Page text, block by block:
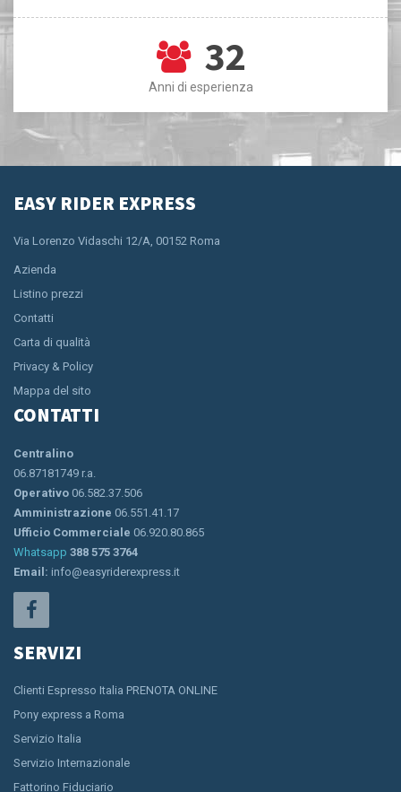
32
Anni di esperienza
EASY RIDER EXPRESS
Via Lorenzo Vidaschi 12/A, 00152 Roma
Azienda
Listino prezzi
Contatti
Carta di qualità
Privacy & Policy
Mappa del sito
CONTATTI
Centralino
06.87181749 r.a.
Operativo 06.582.37.506
Amministrazione 06.551.41.17
Ufficio Commerciale 06.920.80.865
Whatsapp 388 575 3764
Email: info@easyriderexpress.it
SERVIZI
Clienti Espresso Italia PRENOTA ONLINE
Pony express a Roma
Servizio Italia
Servizio Internazionale
Fattorino Fiduciario